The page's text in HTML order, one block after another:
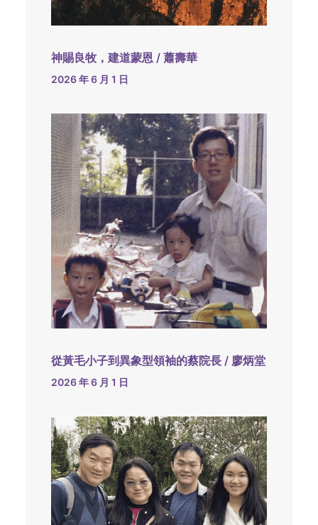
神賜良牧，建道蒙恩 / 蕭壽華
2026 年 6 月 1 日
從黃毛小子到異象型領袖的蔡院長 / 廖炳堂
2026 年 6 月 1 日